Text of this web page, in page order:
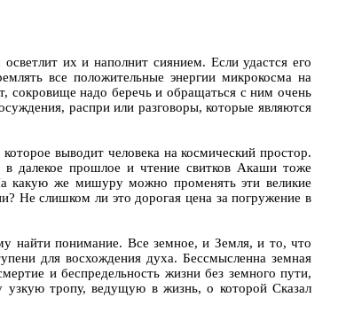
их и наполнит сиянием. Если удастся его
все положительные энергии микрокосма на
сокровище надо беречь и обращаться с ним очень
распри или разговоры, которые являются
выводит человека на космический простор.
далекое прошлое и чтение свитков Акаши тоже
какую же мишуру можно променять эти великие
Не слишком ли это дорогая цена за погружение в
найти понимание. Все земное, и Земля, и то, что
для восхождения духа. Бессмысленна земная
и беспредельность жизни без земного пути,
узкую тропу, ведущую в жизнь, о которой Сказал